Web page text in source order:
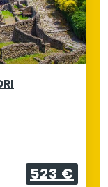
523 €